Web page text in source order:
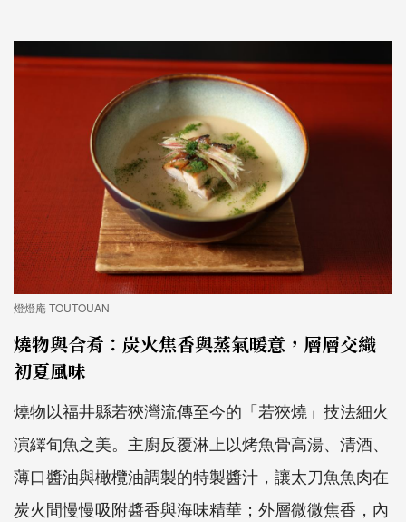
燈燈庵 TOUTOUAN
燒物與合肴：炭火焦香與蒸氣暖意，層層交織
初夏風味
燒物以福井縣若狹灣流傳至今的「若狹燒」技法細火
演繹旬魚之美。主廚反覆淋上以烤魚骨高湯、清酒、
薄口醬油與橄欖油調製的特製醬汁，讓太刀魚魚肉在
炭火間慢慢吸附醬香與海味精華；外層微微焦香，內